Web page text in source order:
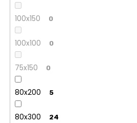
100x150 0
100x100 0
75x150 0
80x200 5
80x300 24